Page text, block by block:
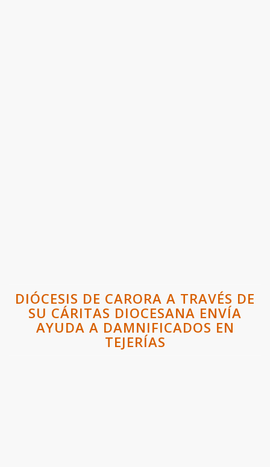
DIÓCESIS DE CARORA A TRAVÉS DE
SU CÁRITAS DIOCESANA ENVÍA
AYUDA A DAMNIFICADOS EN
TEJERÍAS